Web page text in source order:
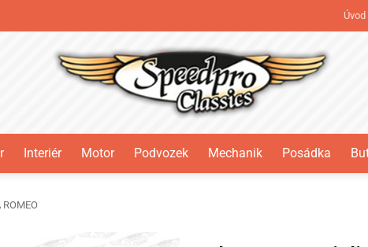
Úvod
Interiér Motor Podvozek Mechanik Posádka
ROMEO